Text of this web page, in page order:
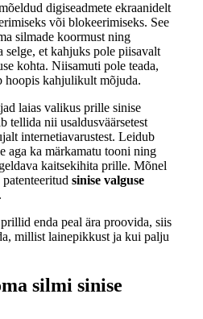
digiseadmete ekraanidelt
või blokeerimiseks. See
silmade koormust ning
selge, et kahjuks pole piisavalt
kohta. Niisamuti pole teada,
hoopis kahjulikult mõjuda.
laias valikus prille sinise
tellida nii usaldusväärsetest
internetiavarustest. Leidub
aga ka märkamatu tooni ning
kaitsekihita prille. Mõnel
sinise valguse
.
enda peal ära proovida, siis
millist lainepikkust ja kui palju
silmi sinise